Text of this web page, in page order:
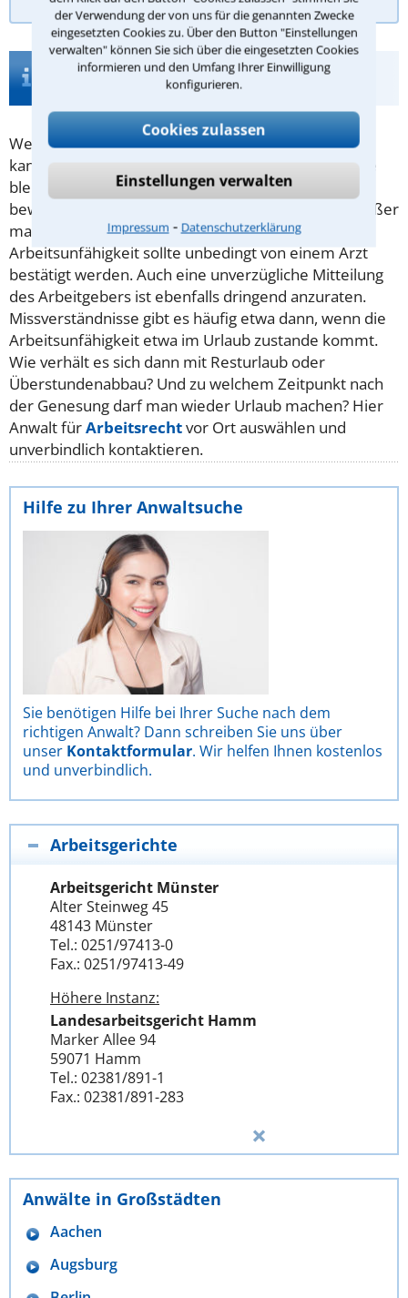
der Verwendung der von uns für die genannten Zwecke
eingesetzten Cookies zu. Über den Button "Einstellungen
verwalten" können Sie sich über die eingesetzten Cookies
informieren und den Umfang Ihrer Einwilligung
konfigurieren.
Cookies zulassen
Einstellungen verwalten
Impressum ⁃ Datenschutzerklärung
Infos zur Suche nach einem Anwalt für
Arbeitsunfähigkeit in Warendorf
Wen eine Krankheit ereilt, mit der er nicht arbeiten
kann, der darf wegenArbeitsunfähigkeitzu Hause
bleiben. Anders herum ist ein Bürojob nach wie
bewältigbar, wenn man das Bein gebrochen hat - außer
man trägt große Schmerzen davon. Eine
Arbeitsunfähigkeit sollte unbedingt von einem Arzt
bestätigt werden. Auch eine unverzügliche Mitteilung
des Arbeitgebers ist ebenfalls dringend anzuraten.
Missverständnisse gibt es häufig etwa dann, wenn die
Arbeitsunfähigkeit etwa im Urlaub zustande kommt.
Wie verhält es sich dann mit Resturlaub oder
Überstundenabbau? Und zu welchem Zeitpunkt nach
der Genesung darf man wieder Urlaub machen? Hier
Anwalt fürArbeitsrechtvor Ort auswählen und
unverbindlich kontaktieren.
Hilfe zu Ihrer Anwaltsuche
Sie benötigen Hilfe bei Ihrer Suche nach dem
richtigen Anwalt? Dann schreiben Sie uns über
unser Kontaktformular. Wir helfen Ihnen kostenlos
und unverbindlich.
Arbeitsgerichte
Arbeitsgericht Münster
Alter Steinweg 45
48143 Münster
Tel.: 0251/97413-0
Fax.: 0251/97413-49
Höhere Instanz:
Landesarbeitsgericht Hamm
Marker Allee 94
59071 Hamm
Tel.: 02381/891-1
Fax.: 02381/891-283
Anwälte in Großstädten
Aachen
Augsburg